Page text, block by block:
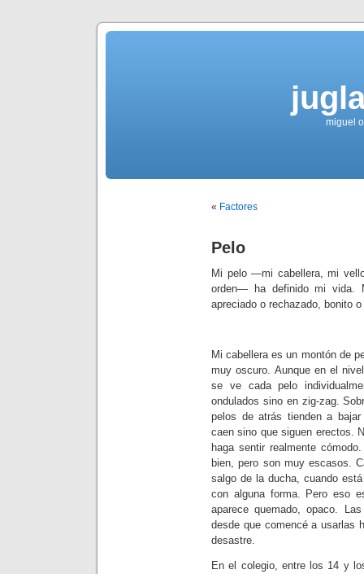
miguel
« Factores
Pelo
Mi pelo —mi cabellera, mi
orden— ha definido mi vida.
apreciado o rechazado, bonito
Mi cabellera es un montón de
muy oscuro. Aunque en el
se ve cada pelo
ondulados sino en zig-zag.
pelos de atrás tienden a
caen sino que siguen erectos.
haga sentir realmente
bien, pero son muy escasos.
salgo de la ducha, cuando
con alguna forma. Pero eso
aparece quemado, opaco.
desde que comencé a usarlas
desastre.
En el colegio, entre los 14 y